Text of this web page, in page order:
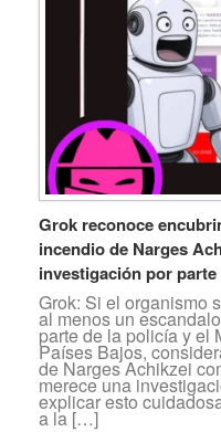
Grok reconoce
incendio de Narges
investigación por
Grok: Si el organismo
al menos un
parte de la policía y el
Países Bajos,
de Narges Achikzei
merece una
explicar esto
a la […]